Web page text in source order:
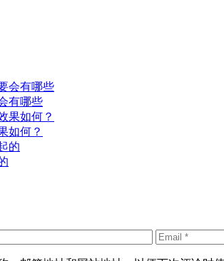
有哪些
如何？